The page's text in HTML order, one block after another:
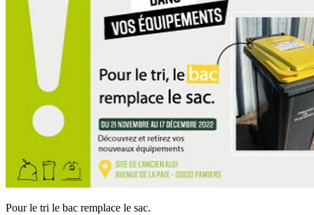
Pour le tri le bac remplace le sac.